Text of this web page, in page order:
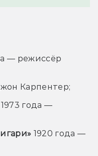
— режиссёр
Карпентер;
1973 года —
1920 года —